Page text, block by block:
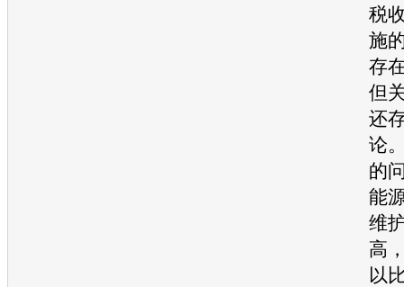
税
施
存
但
还
论
的
能
维
高
以